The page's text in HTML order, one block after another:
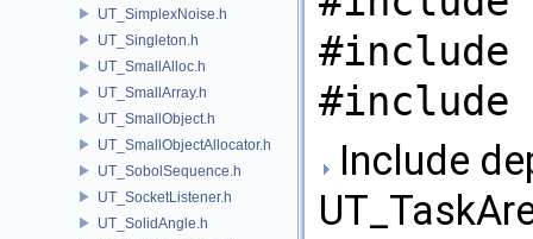
UT_SimplexNoise.h
UT_Singleton.h
UT_SmallAlloc.h
UT_SmallArray.h
UT_SmallObject.h
UT_SmallObjectAllocator.h
UT_SobolSequence.h
UT_SocketListener.h
UT_SolidAngle.h
#include
Include